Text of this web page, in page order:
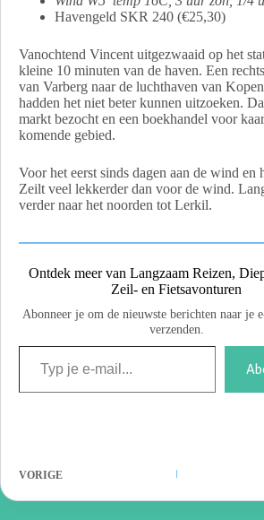
Havengeld SKR 240 (€25,30)
Vanochtend Vincent uitgezwaaid op het
kleine 10 minuten van de haven. Een
van Varberg naar de luchthaven van
hadden het niet beter kunnen uitzoeken.
markt bezocht en een boekhandel voor
komende gebied.
Voor het eerst sinds dagen aan de wind en
Zeilt veel lekkerder dan voor de wind.
verder naar het noorden tot Lerkil.
Ontdek meer van Langzaam Reizen,
Zeil- en Fietsavonturen
Abonneer je om de nieuwste berichten naar je
verzenden.
VORIGE